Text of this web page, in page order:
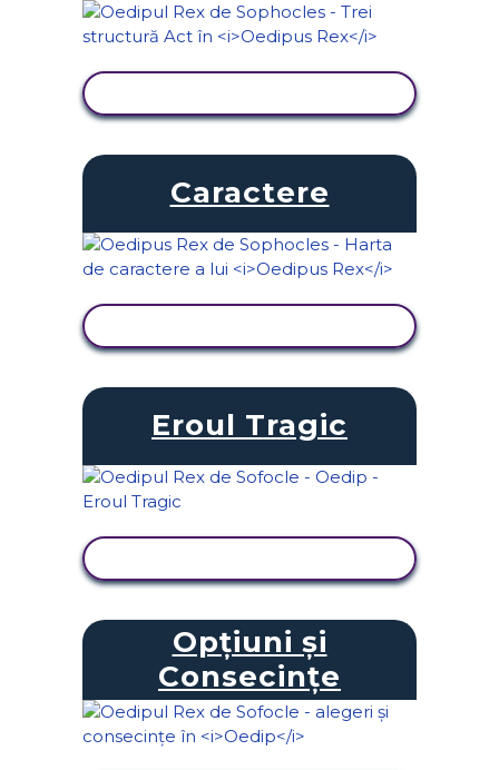
Caractere
Eroul Tragic
Opțiuni și
Consecințe